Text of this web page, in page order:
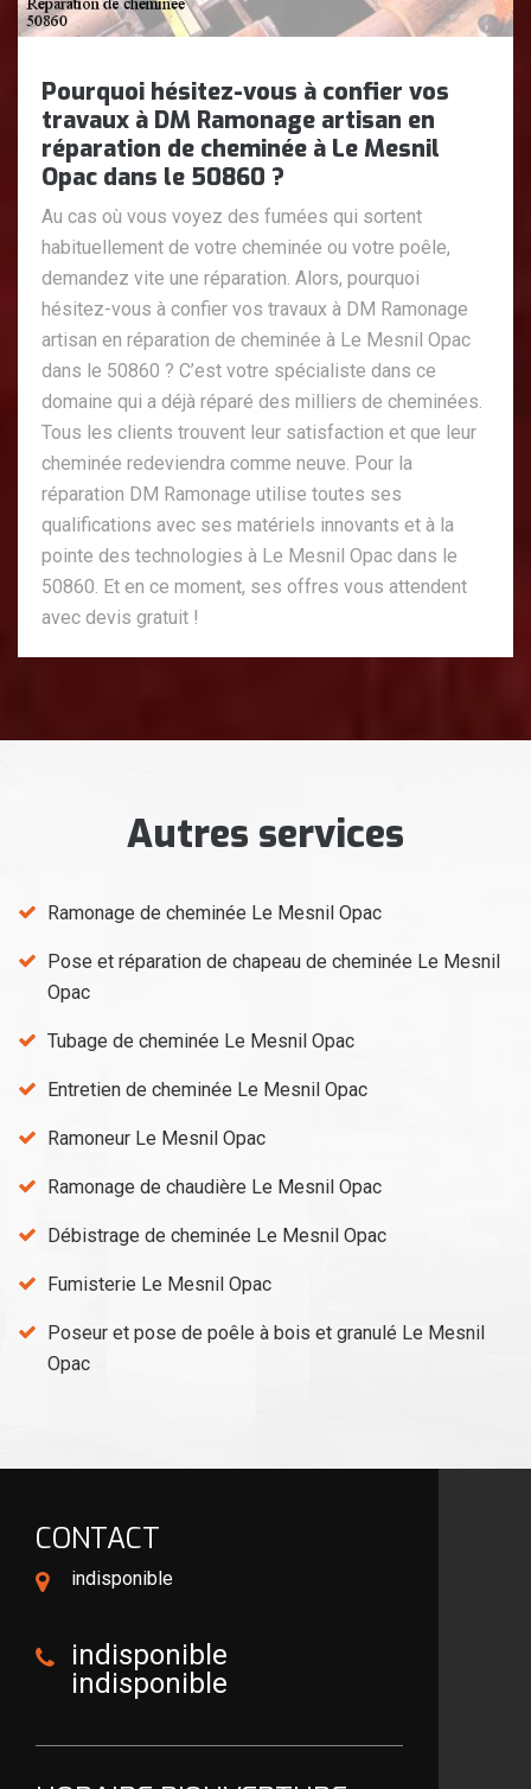
Pourquoi hésitez-vous à confier vos
travaux à DM Ramonage artisan en
réparation de cheminée à Le Mesnil
Opac dans le 50860 ?
Au cas où vous voyez des fumées qui sortent
habituellement de votre cheminée ou votre poêle,
demandez vite une réparation. Alors, pourquoi
hésitez-vous à confier vos travaux à DM Ramonage
artisan en réparation de cheminée à Le Mesnil Opac
dans le 50860 ? C’est votre spécialiste dans ce
domaine qui a déjà réparé des milliers de cheminées.
Tous les clients trouvent leur satisfaction et que leur
cheminée redeviendra comme neuve. Pour la
réparation DM Ramonage utilise toutes ses
qualifications avec ses matériels innovants et à la
pointe des technologies à Le Mesnil Opac dans le
50860. Et en ce moment, ses offres vous attendent
avec devis gratuit !
Autres services
Ramonage de cheminée Le Mesnil Opac
Pose et réparation de chapeau de cheminée Le Mesnil
Opac
Tubage de cheminée Le Mesnil Opac
Entretien de cheminée Le Mesnil Opac
Ramoneur Le Mesnil Opac
Ramonage de chaudière Le Mesnil Opac
Débistrage de cheminée Le Mesnil Opac
Fumisterie Le Mesnil Opac
Poseur et pose de poêle à bois et granulé Le Mesnil
Opac
CONTACT
indisponible
indisponible
indisponible